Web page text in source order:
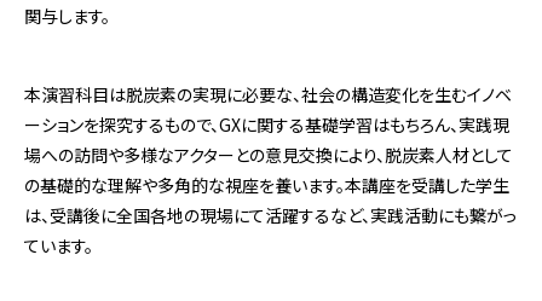
関与します。
本演習科目は脱炭素の実現に必要な、社会の構造変化を生むイノベ
ーションを探究するもので、GXに関する基礎学習はもちろん、実践現
場への訪問や多様なアクターとの意見交換により、脱炭素人材として
の基礎的な理解や多角的な視座を養います。本講座を受講した学生
は、受講後に全国各地の現場にて活躍するなど、実践活動にも繋がっ
ています。